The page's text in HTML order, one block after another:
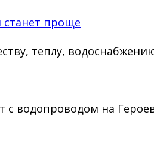
проще
теплу,
с водопроводом на